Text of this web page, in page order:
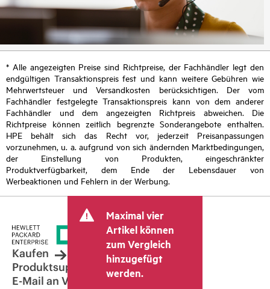
* Alle angezeigten Preise sind Richtpreise, der Fachhändler legt den
endgültigen Transaktionspreis fest und kann weitere Gebühren wie
Mehrwertsteuer und Versandkosten berücksichtigen. Der vom
Fachhändler festgelegte Transaktionspreis kann von dem anderer
Fachhändler und dem angezeigten Richtpreis abweichen. Die
Richtpreise können zeitlich begrenzte Sonderangebote enthalten.
HPE behält sich das Recht vor, jederzeit Preisanpassungen
vorzunehmen, u. a. aufgrund von sich ändernden Marktbedingungen,
der Einstellung von Produkten, eingeschränkter
Produktverfügbarkeit, dem Ende der Lebensdauer von
Werbeaktionen und Fehlern in der Werbung.
Maximal vier
Artikel können
zum Vergleich
hinzugefügt
werden.
Kaufen
Produktsupport
E-Mail an Vertrieb